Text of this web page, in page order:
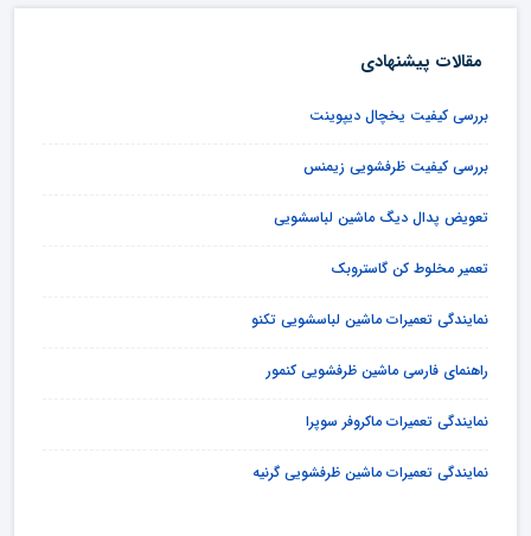
مقالات پیشنهادی
بررسی کیفیت یخچال دیپوینت
بررسی کیفیت ظرفشویی زیمنس
تعویض پدال دیگ ماشین لباسشویی
تعمیر مخلوط کن گاستروبک
نمایندگی تعمیرات ماشین لباسشویی تکنو
راهنمای فارسی ماشین ظرفشویی کنمور
نمایندگی تعمیرات ماکروفر سوپرا
نمایندگی تعمیرات ماشین ظرفشویی گرنیه